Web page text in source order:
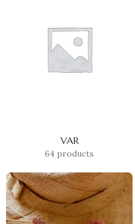
VAR
64 products